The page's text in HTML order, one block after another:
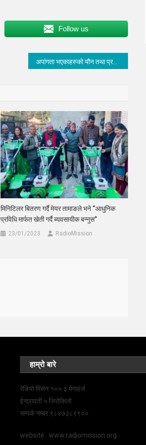
Follow us
अपांगता भएकाहरुको यौन तथा प्रजन्न स्वास्थ्य र अधिकार सम्बन्धी सचेतनामुलक कार्यक्रम मेलम्चीमा सम्पन्न
मिनिटिलर बितरण गर्दै मेयर तामाङले भने “आधुनिक
प्रविधि मार्फत खेती गर्दै ब्यवसायीक बन्नुस”
23/01/2023 RadioMission
हाम्रो बारे
रेडियो मिसन १०५.३ मेगाहर्ज
ईन्द्रावती ५ जिरोकिलो
सम्पर्क नम्बर ९८४७३८९९००
website : www.radiomission.org